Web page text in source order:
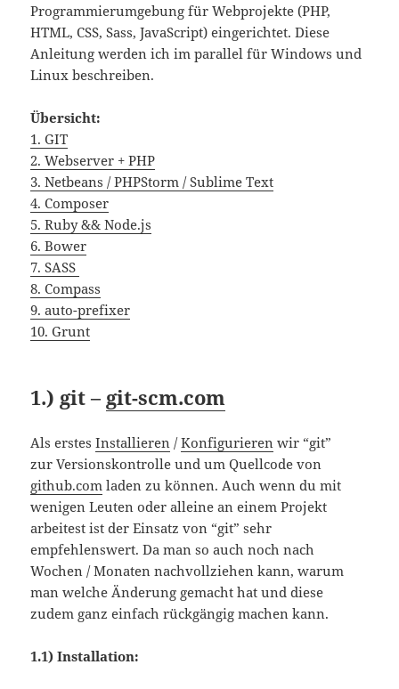
Programmierumgebung für Webprojekte (PHP,
HTML, CSS, Sass, JavaScript) eingerichtet. Diese
Anleitung werden ich im parallel für Windows und
Linux beschreiben.
Übersicht:
1. GIT
2. Webserver + PHP
3. Netbeans / PHPStorm / Sublime Text
4. Composer
5. Ruby && Node.js
6. Bower
7. SASS
8. Compass
9. auto-prefixer
10. Grunt
1.) git – git-scm.com
Als erstesInstallieren /Konfigurieren wir “git”
zur Versionskontrolle und um Quellcode von
github.com laden zu können. Auch wenn du mit
wenigen Leuten oder alleine an einem Projekt
arbeitest ist der Einsatz von “git” sehr
empfehlenswert. Da man so auch noch nach
Wochen / Monaten nachvollziehen kann, warum
man welche Änderung gemacht hat und diese
zudem ganz einfach rückgängig machen kann.
1.1) Installation: